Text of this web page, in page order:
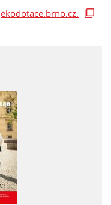
ekodotace.brno.cz.